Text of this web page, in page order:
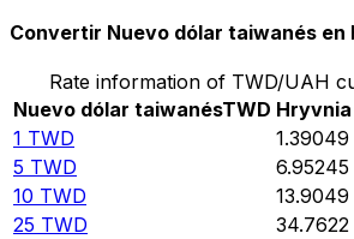
Convertir Nuevo dólar taiwanés en
Rate information of TWD/UAH
Nuevo dólar taiwanésTWD
1 TWD 1.39049
5 TWD 6.95245
10 TWD 13.9049
25 TWD 34.7622